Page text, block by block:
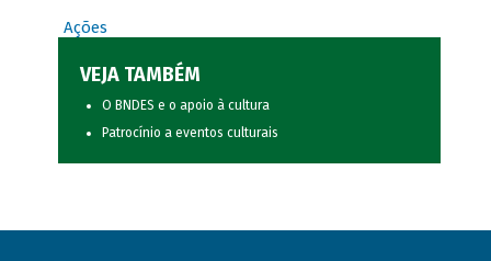
Ações
VEJA TAMBÉM
O BNDES e o apoio à cultura
Patrocínio a eventos culturais